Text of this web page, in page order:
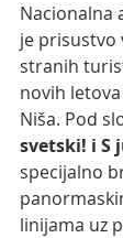
Nacionalna
je prisustvo
stranih
novih
Niša. Pod
svetski! i S
specijalno
linijama uz